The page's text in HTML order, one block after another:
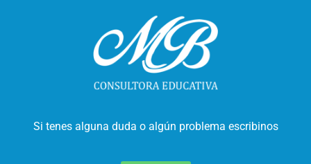
Si tenes alguna duda o algún problema escribinos